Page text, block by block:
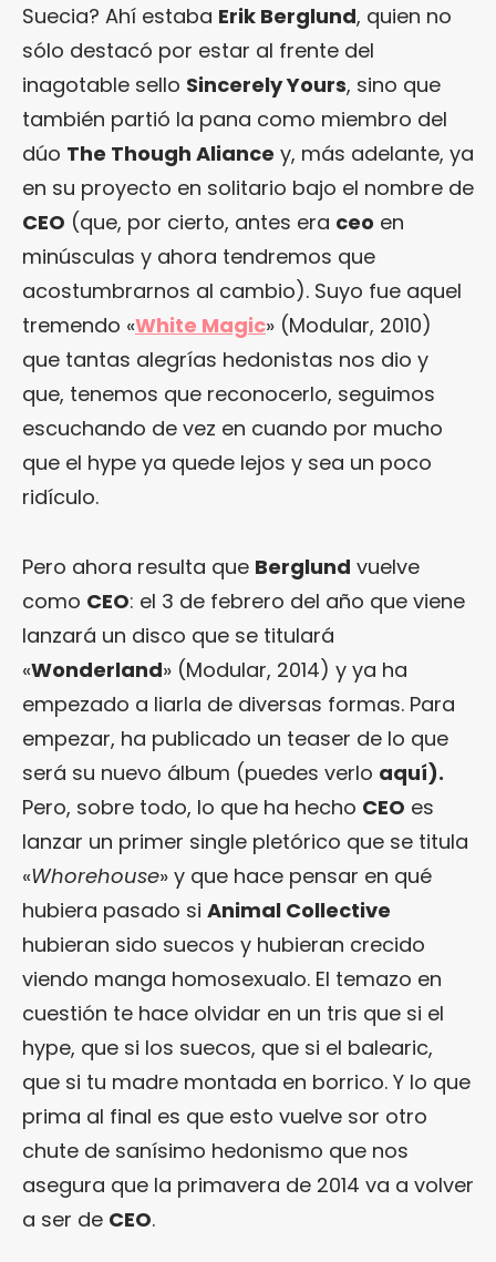
Suecia? Ahí estaba Erik Berglund, quien no
sólo destacó por estar al frente del
inagotable sello Sincerely Yours, sino que
también partió la pana como miembro del
dúo The Though Aliance y, más adelante, ya
en su proyecto en solitario bajo el nombre de
CEO (que, por cierto, antes era ceo en
minúsculas y ahora tendremos que
acostumbrarnos al cambio). Suyo fue aquel
tremendo «White Magic» (Modular, 2010)
que tantas alegrías hedonistas nos dio y
que, tenemos que reconocerlo, seguimos
escuchando de vez en cuando por mucho
que el hype ya quede lejos y sea un poco
ridículo.
Pero ahora resulta que Berglund vuelve
como CEO: el 3 de febrero del año que viene
lanzará un disco que se titulará
«Wonderland» (Modular, 2014) y ya ha
empezado a liarla de diversas formas. Para
empezar, ha publicado un teaser de lo que
será su nuevo álbum (puedes verlo aquí).
Pero, sobre todo, lo que ha hecho CEO es
lanzar un primer single pletórico que se titula
«Whorehouse» y que hace pensar en qué
hubiera pasado si Animal Collective
hubieran sido suecos y hubieran crecido
viendo manga homosexualo. El temazo en
cuestión te hace olvidar en un tris que si el
hype, que si los suecos, que si el balearic,
que si tu madre montada en borrico. Y lo que
prima al final es que esto vuelve sor otro
chute de sanísimo hedonismo que nos
asegura que la primavera de 2014 va a volver
a ser de CEO.